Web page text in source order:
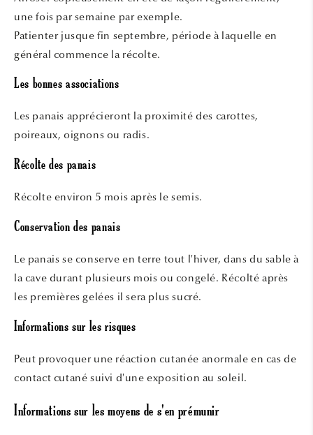
une fois par semaine par exemple.
Patienter jusque fin septembre, période à laquelle en
général commence la récolte.
Les bonnes associations
Les panais apprécieront la proximité des carottes,
poireaux, oignons ou radis.
Récolte des panais
Récolte environ 5 mois après le semis.
Conservation des panais
Le panais se conserve en terre tout l'hiver, dans du sable à
la cave durant plusieurs mois ou congelé. Récolté après
les premières gelées il sera plus sucré.
Informations sur les risques
Peut provoquer une réaction cutanée anormale en cas de
contact cutané suivi d'une exposition au soleil.
Informations sur les moyens de s'en prémunir